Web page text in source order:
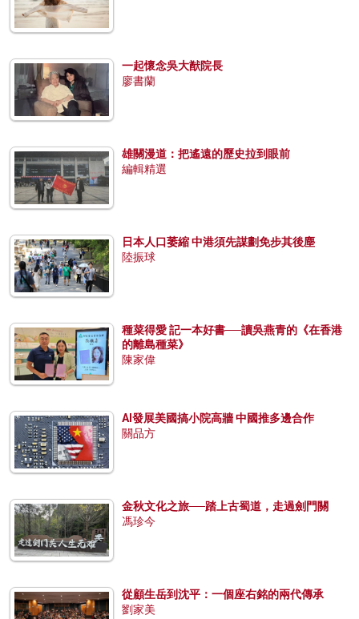
一起懷念吳大猷院長
廖書蘭
雄關漫道：把遙遠的歷史拉到眼前
編輯精選
日本人口萎縮 中港須先謀劃免步其後塵
陸振球
種菜得愛 記一本好書──讀吳燕青的《在香港
的離島種菜》
陳家偉
AI發展美國搞小院高牆 中國推多邊合作
關品方
金秋文化之旅──踏上古蜀道，走過劍門關
馮珍今
從顧生岳到沈平：一個座右銘的兩代傳承
劉家美